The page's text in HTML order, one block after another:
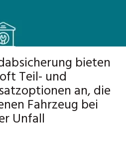
bieten
Teil- und
an, die
Fahrzeug bei
Unfall